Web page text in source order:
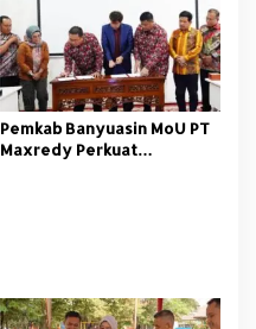
Pemkab Banyuasin MoU PT
Maxredy Perkuat